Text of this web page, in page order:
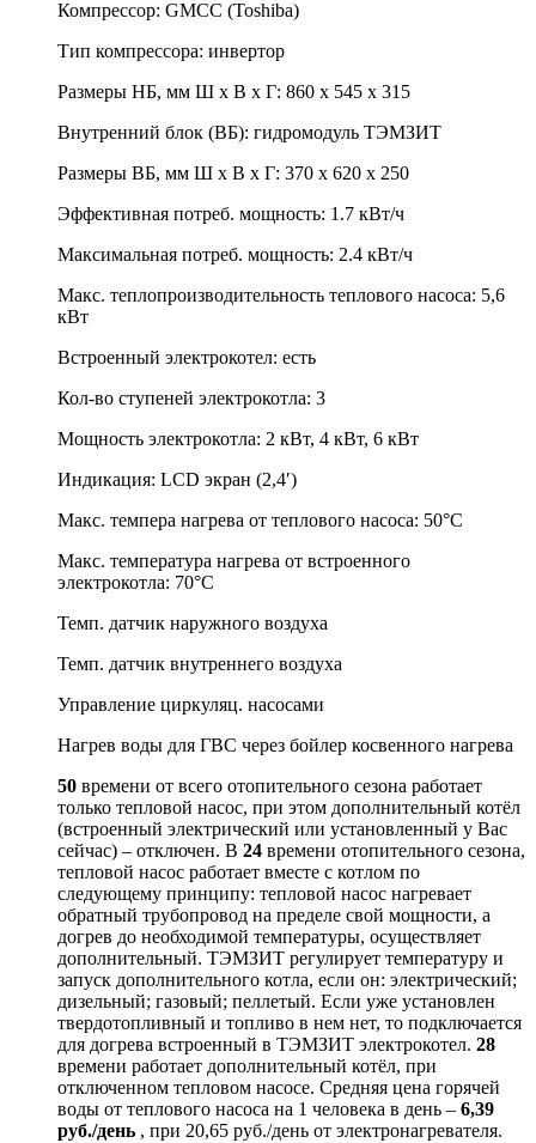
Компрессор: GMCC (Toshiba)
Тип компрессора: инвертор
Размеры НБ, мм Ш х В х Г: 860 х 545 х 315
Внутренний блок (ВБ): гидромодуль ТЭМЗИТ
Размеры ВБ, мм Ш х В х Г: 370 х 620 х 250
Эффективная потреб. мощность: 1.7 кВт/ч
Максимальная потреб. мощность: 2.4 кВт/ч
Макс. теплопроизводительность теплового насоса: 5,6
кВт
Встроенный электрокотел: есть
Кол-во ступеней электрокотла: 3
Мощность электрокотла: 2 кВт, 4 кВт, 6 кВт
Индикация: LCD экран (2,4′)
Макс. темпера нагрева от теплового насоса: 50°C
Макс. температура нагрева от встроенного
электрокотла: 70°C
Темп. датчик наружного воздуха
Темп. датчик внутреннего воздуха
Управление циркуляц. насосами
Нагрев воды для ГВС через бойлер косвенного нагрева
50 времени от всего отопительного сезона работает
только тепловой насос, при этом дополнительный котёл
(встроенный электрический или установленный у Вас
сейчас) – отключен. В 24 времени отопительного сезона,
тепловой насос работает вместе с котлом по
следующему принципу: тепловой насос нагревает
обратный трубопровод на пределе свой мощности, а
догрев до необходимой температуры, осуществляет
дополнительный. ТЭМЗИТ регулирует температуру и
запуск дополнительного котла, если он: электрический;
дизельный; газовый; пеллетый. Если уже установлен
твердотопливный и топливо в нем нет, то подключается
для догрева встроенный в ТЭМЗИТ электрокотел. 28
времени работает дополнительный котёл, при
отключенном тепловом насосе. Средняя цена горячей
воды от теплового насоса на 1 человека в день – 6,39
руб./день , при 20,65 руб./день от электронагревателя.